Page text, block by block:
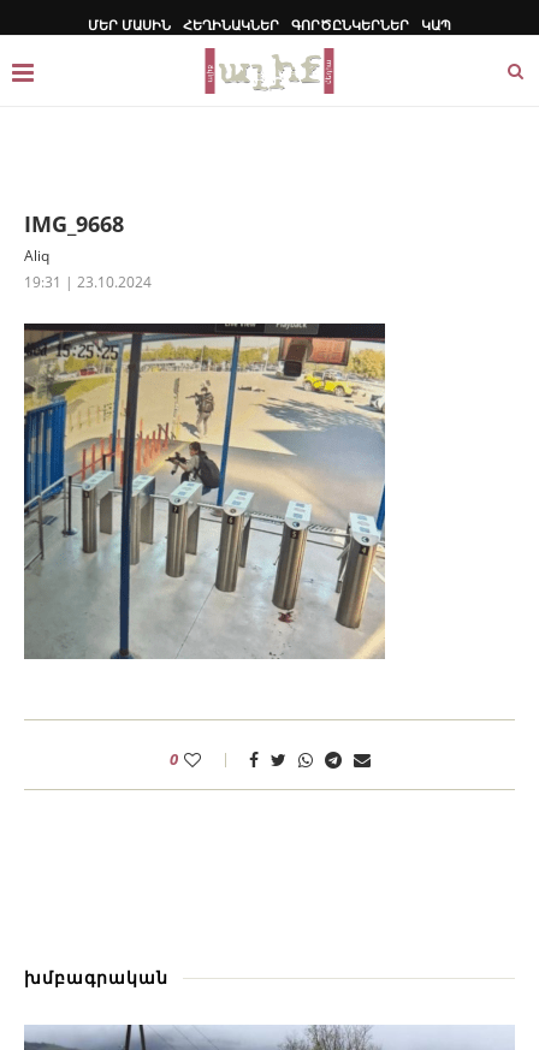
ՄԵՐ ՄԱՍԻՆ ՀԵՂԻՆԱԿՆԵՐ ԳՈՐԾԸՆԿԵՐՆԵՐ ԿԱՊ
IMG_9668
Aliq
19:31 | 23.10.2024
0
խմբագրական